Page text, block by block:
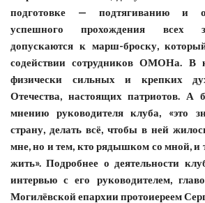
подготовке — подтягиванию и
успешного прохождения всех
допускаются к марш-броску,
содействии сотрудников ОМОНа. В
физически сильных и крепких
Отечества, настоящих патриотов. А
мнению руководителя клуба, «это
страну, делать всё, чтобы в ней
мне, но и тем, кто рядышком со мной, и
жить». Подробнее о деятельности
интервью с его руководителем,
Могилёвской епархии протоиереем